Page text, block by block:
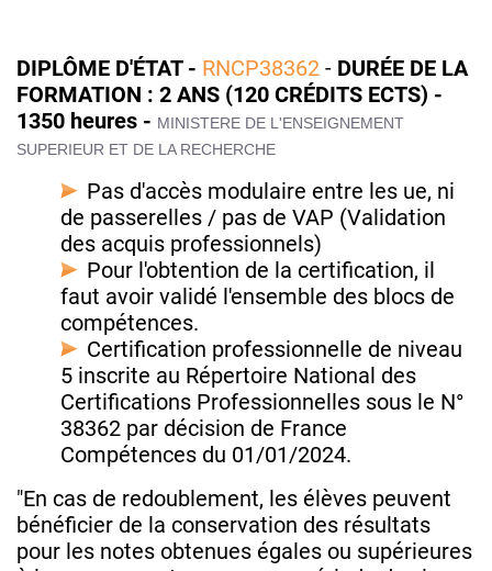
DIPLÔME D'ÉTAT - RNCP38362 - DURÉE DE LA
FORMATION : 2 ANS (120 CRÉDITS ECTS) -
1350 heures - MINISTERE DE L'ENSEIGNEMENT
SUPERIEUR ET DE LA RECHERCHE
Pas d'accès modulaire entre les ue, ni
de passerelles / pas de VAP (Validation
des acquis professionnels)
Pour l'obtention de la certification, il
faut avoir validé l'ensemble des blocs de
compétences.
Certification professionnelle de niveau
5 inscrite au Répertoire National des
Certifications Professionnelles sous le N°
38362 par décision de France
Compétences du 01/01/2024.
"En cas de redoublement, les élèves peuvent
bénéficier de la conservation des résultats
pour les notes obtenues égales ou supérieures